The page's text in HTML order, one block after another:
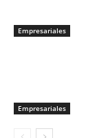
Empresariales
Empresariales